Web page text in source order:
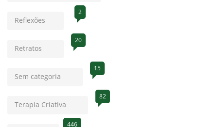
Reflexões
2
Retratos
20
Sem categoria
15
Terapia Criativa
82
446